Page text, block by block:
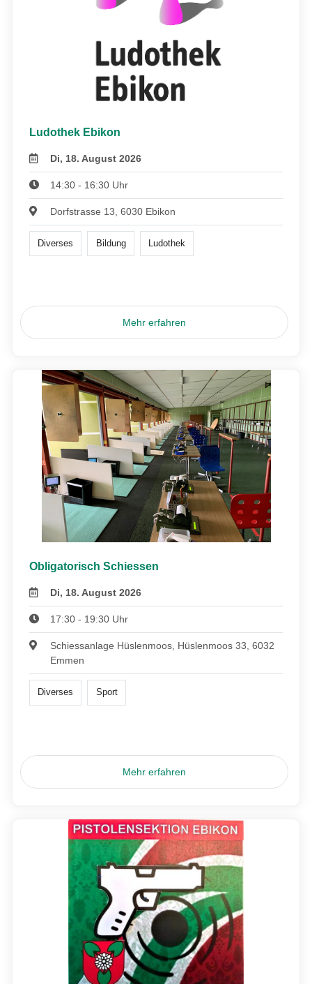
Ludothek Ebikon
Di, 18. August 2026
14:30 - 16:30 Uhr
Dorfstrasse 13, 6030 Ebikon
Diverses Bildung Ludothek
Mehr erfahren
Obligatorisch Schiessen
Di, 18. August 2026
17:30 - 19:30 Uhr
Schiessanlage Hüslenmoos, Hüslenmoos 33, 6032
Emmen
Diverses Sport
Mehr erfahren